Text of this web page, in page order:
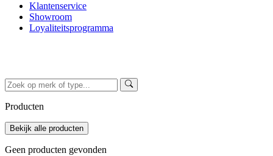
Klantenservice
Showroom
Loyaliteitsprogramma
Producten
Geen producten gevonden